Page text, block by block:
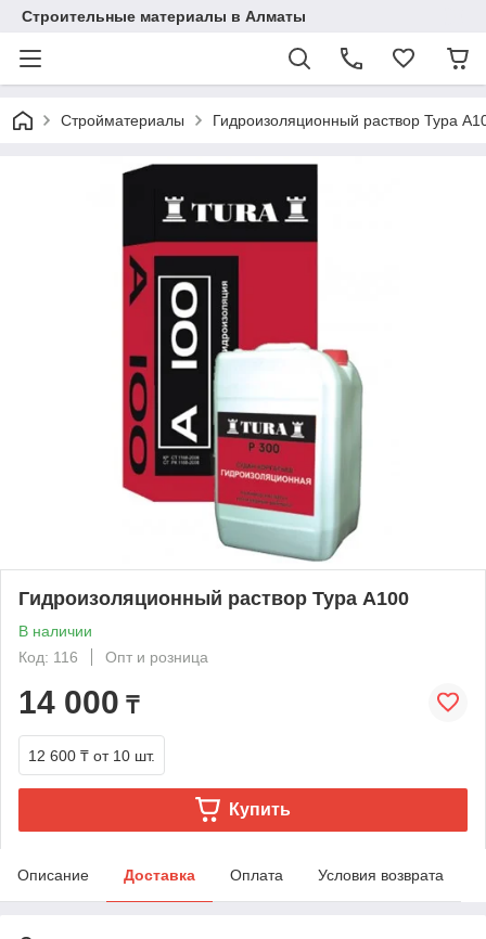
Строительные материалы в Алматы
Стройматериалы Гидроизоляционный раствор Тура
Гидроизоляционный раствор Тура A100
В наличии
Код: 116
Опт и розница
14 000 ₸
12 600 ₸ от 10 шт.
Купить
Описание Доставка Оплата Условия возврата